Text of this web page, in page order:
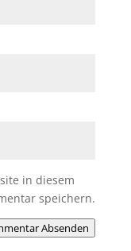
in diesem
speichern.
Absenden